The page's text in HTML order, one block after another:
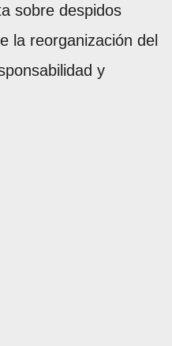
sobre despidos
la reorganización del
y